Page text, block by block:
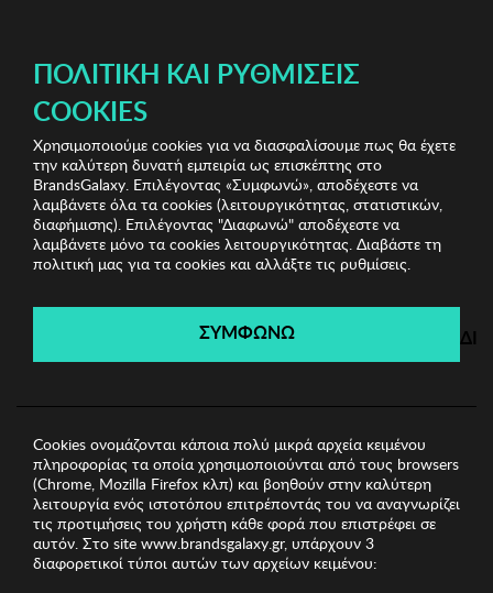
Malesa Shoes Clearance
Γυναικεία Σανδάλια
Γυναικεία Σανδάλια MALESA
Malesa Shoes Clearance
Λήγει σε: 00ημέρες | 00ώρες 00λεπτά 00δευτ.
ΠΟΛΙΤΙΚΉ ΚΑΙ ΡΥΘΜΊΣΕΙΣ
COOKIES
Χρησιμοποιούμε cookies για να διασφαλίσουμε πως θα έχετε
την καλύτερη δυνατή εμπειρία ως επισκέπτης στο
BrandsGalaxy. Επιλέγοντας «Συμφωνώ», αποδέχεστε να
λαμβάνετε όλα τα cookies (λειτουργικότητας, στατιστικών,
διαφήμισης). Επιλέγοντας "Διαφωνώ" αποδέχεστε να
λαμβάνετε μόνο τα cookies λειτουργικότητας. Διαβάστε τη
πολιτική μας για τα cookies και αλλάξτε τις ρυθμίσεις.
ΣΥΜΦΩΝΩ
Cookies ονομάζονται κάποια πολύ μικρά αρχεία κειμένου
πληροφορίας τα οποία χρησιμοποιούνται από τους browsers
(Chrome, Mozilla Firefox κλπ) και βοηθούν στην καλύτερη
λειτουργία ενός ιστοτόπου επιτρέποντάς του να αναγνωρίζει
τις προτιμήσεις του χρήστη κάθε φορά που επιστρέφει σε
αυτόν. Στο site www.brandsgalaxy.gr, υπάρχουν 3
διαφορετικοί τύποι αυτών των αρχείων κειμένου: